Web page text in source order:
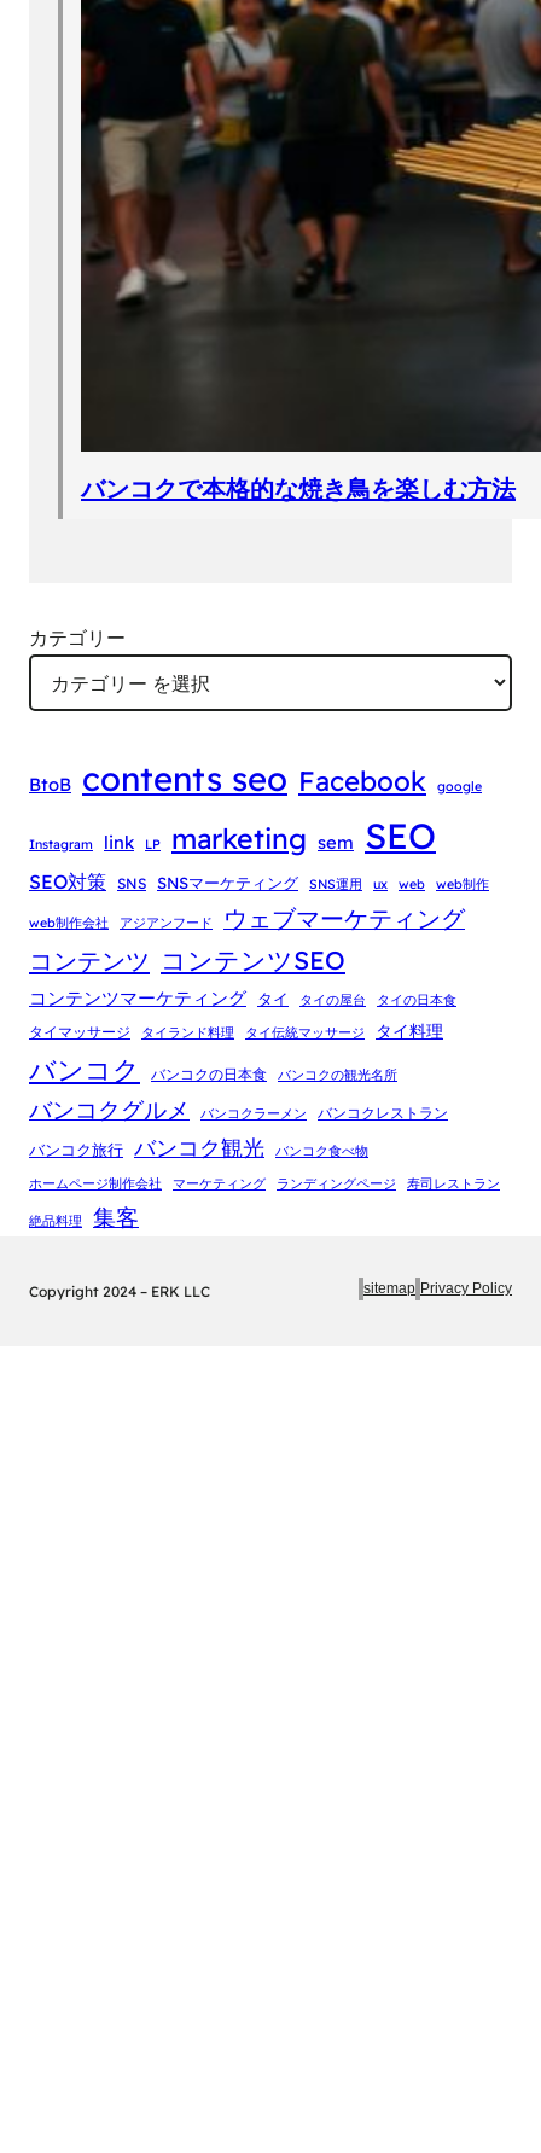
バンコクで本格的な焼き鳥を楽しむ方法
カテゴリー
BtoB contents seo Facebook google
Instagram link LP marketing sem SEO
SEO対策 SNS SNSマーケティング SNS運用 ux web web制作
web制作会社 アジアンフード
ウェブマーケティング
コンテンツ コンテンツSEO
コンテンツマーケティング タイ タイの屋台 タイの日本食
タイマッサージ タイランド料理 タイ伝統マッサージ タイ料理
バンコク バンコクの日本食 バンコクの観光名所
バンコクグルメ バンコクラーメン バンコクレストラン
バンコク旅行 バンコク観光
バンコク食べ物
ホームページ制作会社
マーケティング ランディングページ 寿司レストラン
絶品料理 集客
Copyright 2024 – ERK LLC sitemap Privacy Policy